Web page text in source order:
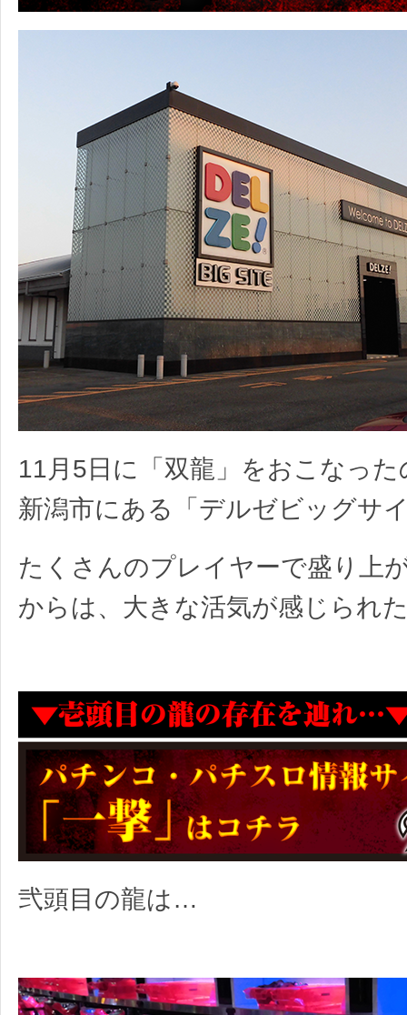
11月5日に「双龍」をおこなっ
新潟市にある「デルゼビッグサ
たくさんのプレイヤーで盛り上
からは、大きな活気が感じられ
弐頭目の龍は…